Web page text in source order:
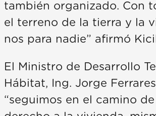
también organizado. Con
el terreno de la tierra y la
nos para nadie” afirmó
El Ministro de Desarrollo
Hábitat, Ing. Jorge
“seguimos en el camino de